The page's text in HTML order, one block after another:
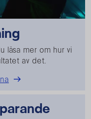
läsa mer om hur vi
av det.